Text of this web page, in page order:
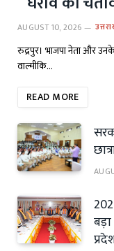
AUGUST 10, 2026
रुद्रपुर। भाजपा नेता और
वाल्मीकि…
READ MORE